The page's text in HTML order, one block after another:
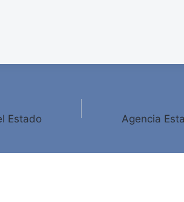
Estado Agencia